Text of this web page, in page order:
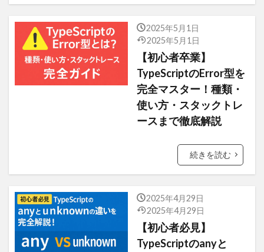
2025年5月1日
2025年5月1日
【初心者卒業】
TypeScriptのError型を
完全マスター！種類・
使い方・スタックトレ
ースまで徹底解説
続きを読む
2025年4月29日
2025年4月29日
【初心者必見】
TypeScriptのanyと